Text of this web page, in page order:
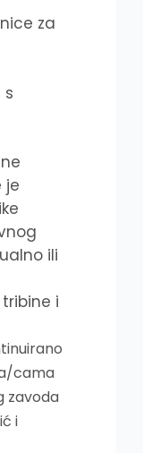
za
s
je
ili
i
cama
zavoda
i